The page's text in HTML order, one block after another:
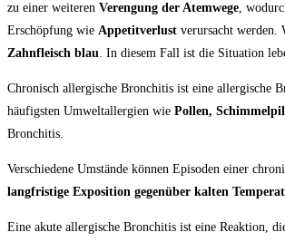
zu einer weiteren Verengung der Atemwege,
Erschöpfung wie Appetitverlust verursacht werden.
Zahnfleisch blau. In diesem Fall ist die Situation
Chronisch allergische Bronchitis ist eine allergische
häufigsten Umweltallergien wie Pollen,
Bronchitis.
Verschiedene Umstände können Episoden einer
langfristige Exposition gegenüber kalten
Eine akute allergische Bronchitis ist eine Reaktion,